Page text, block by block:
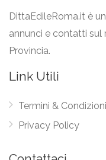
DittaEdileRoma.it è
annunci e contatti sul
Provincia.
Link Utili
Termini & Condizioni
Privacy Policy